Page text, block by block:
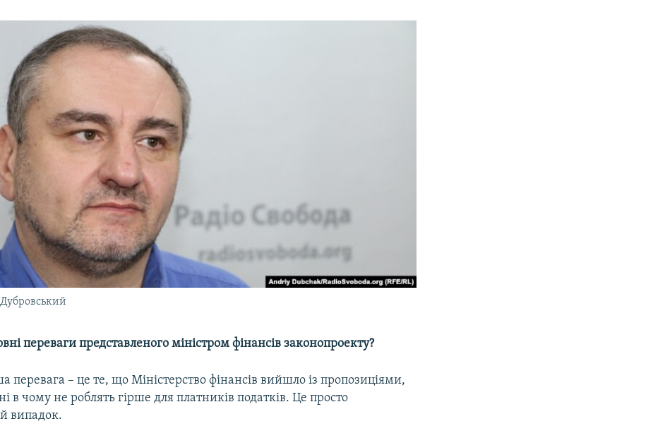
переваги представленого міністром фінансів законопроекту?
перевага – це те, що Міністерство фінансів вийшло із пропозиціями,
в чому не роблять гірше для платників податків. Це просто
випадок.